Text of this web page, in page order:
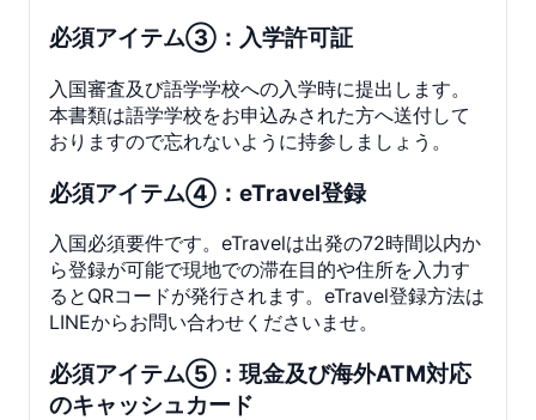
必須アイテム③：入学許可証
入国審査及び語学学校への入学時に提出します。
本書類は語学学校をお申込みされた方へ送付して
おりますので忘れないように持参しましょう。
必須アイテム④：eTravel登録
入国必須要件です。eTravelは出発の72時間以内か
ら登録が可能で現地での滞在目的や住所を入力す
るとQRコードが発行されます。eTravel登録方法は
LINEからお問い合わせくださいませ。
必須アイテム⑤：現金及び海外ATM対応
のキャッシュカード